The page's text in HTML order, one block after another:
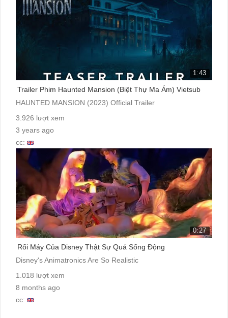
1:43
Trailer Phim Haunted Mansion (Biệt Thự Ma Ám) Vietsub
HAUNTED MANSION (2023) Official Trailer
3.926 lượt xem
3 years ago
cc:
0:27
Rối Máy Của Disney Thật Sự Quá Sống Động
Disney's Animatronics Are So Realistic
1.018 lượt xem
8 months ago
cc: